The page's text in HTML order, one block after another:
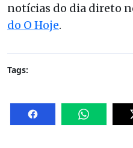
notícias do dia direto
do O Hoje.
Tags: